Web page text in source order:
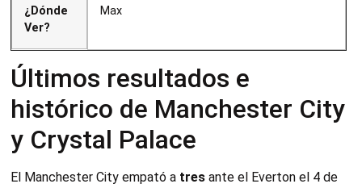
¿Dónde
Ver?
Max
Últimos resultados e
histórico de Manchester City
y Crystal Palace
El Manchester City empató a tres ante el Everton el 4 de